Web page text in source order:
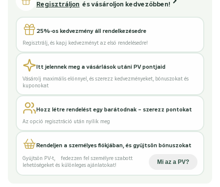
Regisztráljon és vásároljon kedvezőbben!
25%-os kedvezmény áll rendelkezésedre
Regisztrálj, és kapj kedvezményt az első rendelésedre!
Itt jelennek meg a vásárlások utáni PV pontjaid
Vásárolj maximális előnnyel, és szerezz kedvezményeket, bónuszokat és
kuponokat
Hozz létre rendelést egy barátodnak – szerezz pontokat
Az opció regisztráció után nyílik meg
Rendeljen a személyes fiókjában, és gyűjtsön bónuszokat
Gyűjtsön PV-t,
fedezzen fel személyre szabott
lehetőségeket és különleges ajánlatokat!
Mi az a PV?